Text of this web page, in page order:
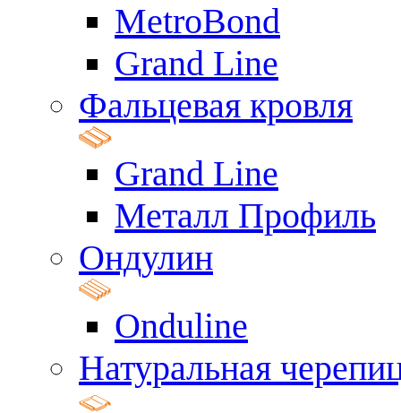
MetroBond
Grand Line
Фальцевая кровля
Grand Line
Металл Профиль
Ондулин
Onduline
Натуральная